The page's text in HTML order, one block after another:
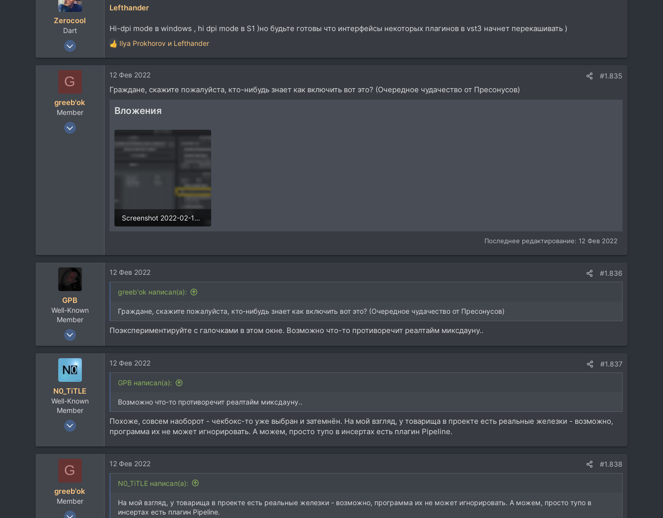
и
:
Zerocool
Dart
18 Май 2003
37.790
Belgorod
Lefthander
Hi-dpi mode в windows , hi dpi mode в S1 )но будьте готовы что интерфейсы некоторых плагинов в vst3 начнет перекашивать )
Р
е
к
и
Ilya Prokhorov и Lefthander
G
greeb'ok
Member
4 Апр 2011
12 Фев 2022 #1.835
Граждане, скажите пожалуйста, кто-нибудь знает как включить вот это? (Очередное чудачество от Пресонусов)
Вложения
Screenshot 2022-02-12 at 14.16.50.png
Последнее редактирование: 12 Фев 2022
GPB
Well-Known
Member
17 Май 2006
2.006
12 Фев 2022 #1.836
greeb'ok написал(а):
Граждане, скажите пожалуйста, кто-нибудь знает как включить вот это? (Очередное чудачество от Пресонусов)
Поэкспериментируйте с галочками в этом окне. Возможно что-то противоречит реалтайм миксдауну..
N0_TiTLE
Well-Known
Member
6 Апр 2010
1.314
12 Фев 2022 #1.837
GPB написал(а):
Возможно что-то противоречит реалтайм миксдауну..
Похоже, совсем наоборот - чекбокс-то уже выбран и затемнён. На мой взгляд, у товарища в проекте есть реальные железки - возможно,
программа их не может игнорировать. А можем, просто тупо в инсертах есть плагин Pipeline.
G
greeb'ok
Member
4 Апр 2011
12 Фев 2022 #1.838
N0_TiTLE написал(а):
На мой взгляд, у товарища в проекте есть реальные железки - возможно, программа их не может игнорировать. А можем, просто тупо в
инсертах есть плагин Pipeline.